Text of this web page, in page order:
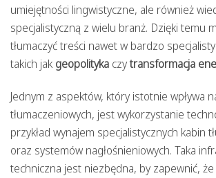
umiejętności lingwistyczne, ale również
specjalistyczną z wielu branż. Dzięki temu
tłumaczyć treści nawet w bardzo
takich jak geopolityka czytransformacja
Jednym z aspektów, który istotnie wpływa
tłumaczeniowych, jest wykorzystanie
przykład wynajem specjalistycznych kabin
oraz systemów nagłośnieniowych. Taka
techniczna jest niezbędna, by zapewnić,